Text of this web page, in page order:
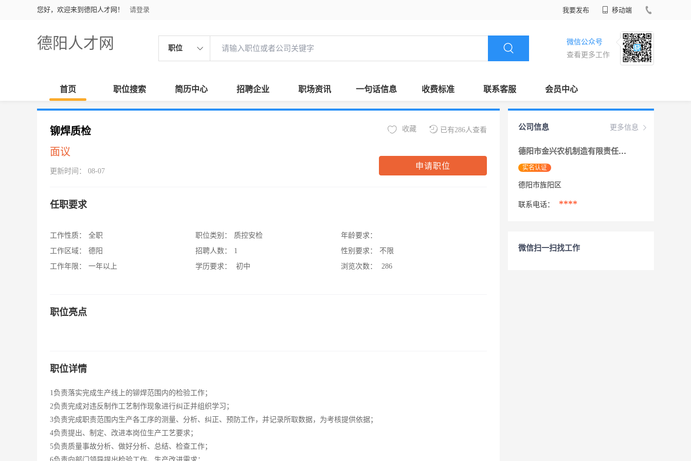
您好，欢迎来到德阳人才网！ 请登录 我要发布 移动端
德阳人才网 职位
微信公众号
查看更多工作
首页 职位搜索 简历中心 招聘企业 职场资讯 一句话信息 收费标准 联系客服 会员中心
铆焊质检
面议
更新时间： 08-07
已有286人查看
收藏
申请职位
任职要求
工作性质：
全职
工作区域：
德阳
工作年限：
一年以上
职位类别：
质控安检
招聘人数：
1
学历要求：
初中
年龄要求：
性别要求：
不限
浏览次数：
286
职位亮点
职位详情
1负责落实完成生产线上的铆焊范围内的检验工作；
2负责完成对违反制作工艺制作现象进行纠正并组织学习；
3负责完成职责范围内生产各工序的测量、分析、纠正、预防工作，并记录所取数据，为考核提供依据；
4负责提出、制定、改进本岗位生产工艺要求；
5负责质量事故分析、做好分析、总结、检查工作；
更多信息
公司信息
德阳市金兴农机制造有限责任公司
实名认证
德阳市旌阳区
联系电话： ****
微信扫一扫找工作